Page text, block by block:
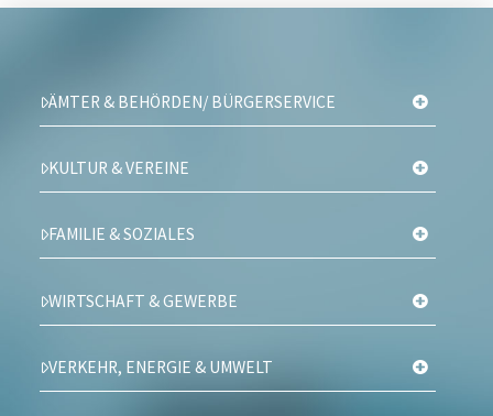
ÄMTER & BEHÖRDEN/ BÜRGERSERVICE
KULTUR & VEREINE
FAMILIE & SOZIALES
WIRTSCHAFT & GEWERBE
VERKEHR, ENERGIE & UMWELT